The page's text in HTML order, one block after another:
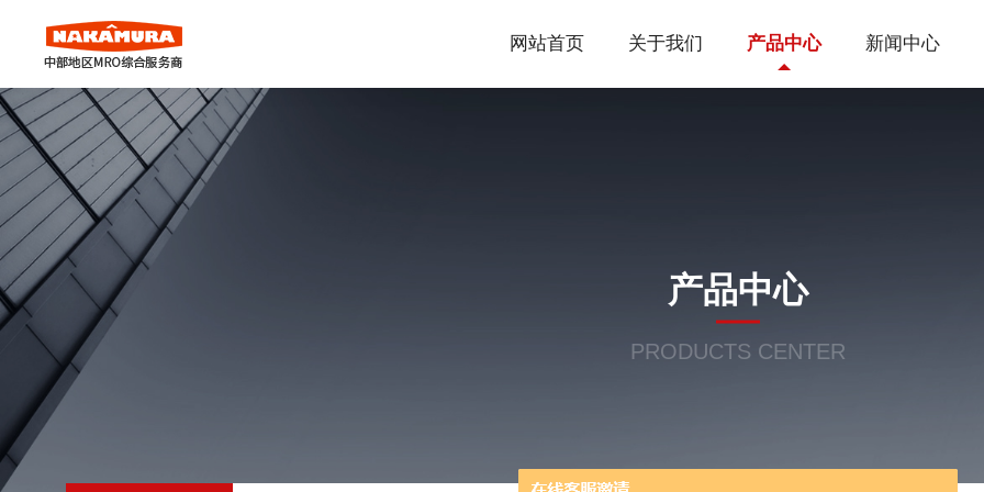
网站首页 关于我们 产品中心 新闻中心
产品中心
PRODUCTS CENTER